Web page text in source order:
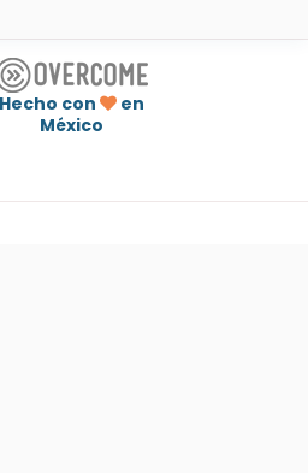
Hecho con
en
México